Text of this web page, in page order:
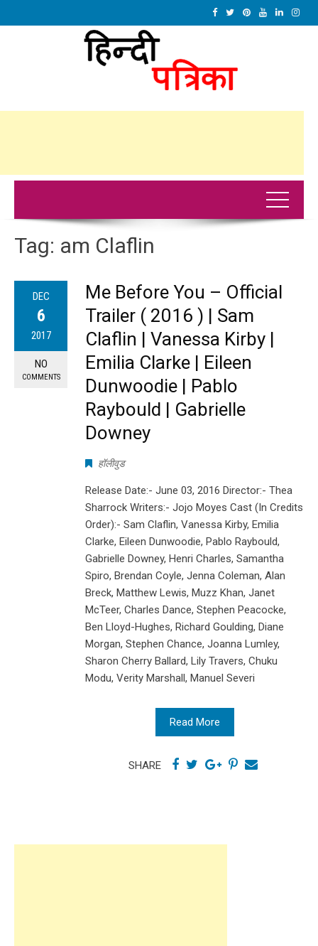
Tag: am Claflin
DEC
6
2017
NO
COMMENTS
Me Before You – Official
Trailer ( 2016 ) | Sam
Claflin | Vanessa Kirby |
Emilia Clarke | Eileen
Dunwoodie | Pablo
Raybould | Gabrielle
Downey
हॉलीवुड
Release Date:- June 03, 2016 Director:- Thea
Sharrock Writers:- Jojo Moyes Cast (In Credits
Order):- Sam Claflin, Vanessa Kirby, Emilia
Clarke, Eileen Dunwoodie, Pablo Raybould,
Gabrielle Downey, Henri Charles, Samantha
Spiro, Brendan Coyle, Jenna Coleman, Alan
Breck, Matthew Lewis, Muzz Khan, Janet
McTeer, Charles Dance, Stephen Peacocke,
Ben Lloyd-Hughes, Richard Goulding, Diane
Morgan, Stephen Chance, Joanna Lumley,
Sharon Cherry Ballard, Lily Travers, Chuku
Modu, Verity Marshall, Manuel Severi
Read More
SHARE